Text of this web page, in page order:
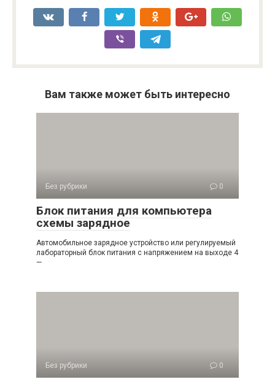
Вам также может быть интересно
Без рубрики 0
Блок питания для компьютера
схемы зарядное
Автомобильное зарядное устройство или регулируемый
лабораторный блок питания с напряжением на выходе 4
—
Без рубрики 0